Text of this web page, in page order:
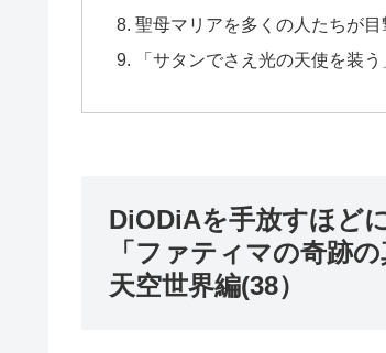
聖母マリアを多くの人たちが目
「サタンでさえ光の天使を装う
DiODiAを手放すほど
「ファティマの奇跡
天空世界編(38）